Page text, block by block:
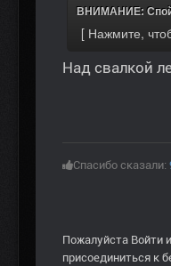
ВНИМАНИЕ:
Над свалкой
Спасибо сказали:
Пожалуйста Войти
присоединиться к